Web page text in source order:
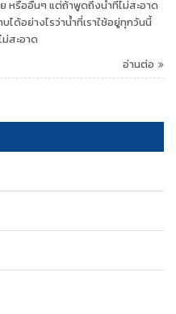
ย หรืออื่นๆ แต่ถ้าพูดถึงน้ำที่ไม่สะอาด
บได้อย่างไรว่าน้ำที่เราใช้อยู่ทุกวันนี้
สะอาด
อ่านต่อ